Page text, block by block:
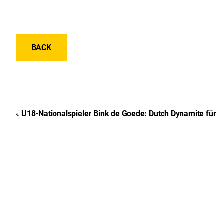
BACK
« U18-Nationalspieler Bink de Goede: Dutch Dynamite für